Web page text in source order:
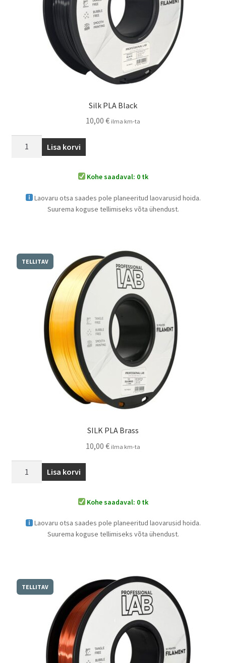
Silk PLA Black
10,00 € ilma km-ta
Lisa korvi
Kohe saadaval: 0 tk
Laovaru otsa saades pole planeeritud laovarusid hoida.
Suurema koguse tellimiseks võta ühendust.
TELLITAV
SILK PLA Brass
10,00 € ilma km-ta
Lisa korvi
Kohe saadaval: 0 tk
Laovaru otsa saades pole planeeritud laovarusid hoida.
Suurema koguse tellimiseks võta ühendust.
TELLITAV